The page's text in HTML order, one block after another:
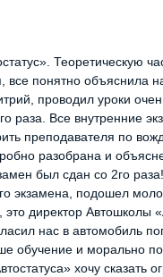
Теоретическую
все понятно объяснила
проводил уроки
раза. Все внутренние
преподавателя по
разобрана и
был сдан со 2го
экзамена, подошел
директор Автошколы
нас в автомобиль
обучение и морально
хочу